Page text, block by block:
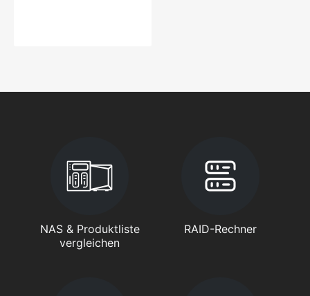
NAS & Produktliste
vergleichen
RAID-Rechner